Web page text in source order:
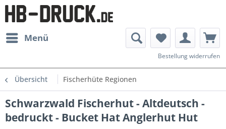
Menü
Bestellung widerrufen
Übersicht Fischerhüte Regionen
Schwarzwald Fischerhut - Altdeutsch -
bedruckt - Bucket Hat Anglerhut Hut